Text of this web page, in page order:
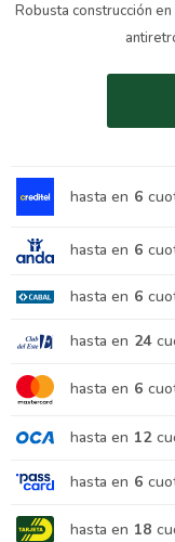
Robusta construcción
hasta en 6
hasta en 6
hasta en 6
hasta en 24
hasta en 6
hasta en 12
hasta en 6
hasta en 18